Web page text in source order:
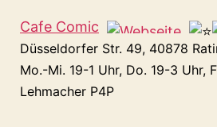
Cafe Comic
Düsseldorfer Str. 49, 40878
Mo.-Mi. 19-1 Uhr, Do. 19-3 Uhr,
Lehmacher P4P